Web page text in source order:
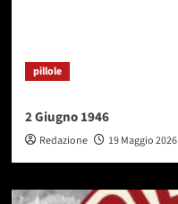
pillole
2 Giugno 1946
Redazione 19 Maggio 2026